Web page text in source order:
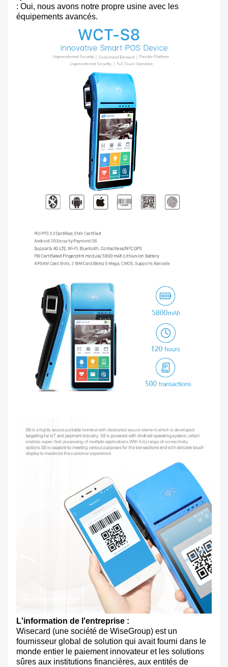
: Oui, nous avons notre propre usine avec les
équipements avancés.
L'information de l'entreprise :
Wisecard (une société de WiseGroup) est un
fournisseur global de solution qui avait fourni dans le
monde entier le paiement innovateur et les solutions
sûres aux institutions financières, aux entités de